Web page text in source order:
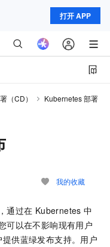
打开 APP
（CD）
Kubernetes 部署
我的收藏
通过在 Kubernetes 中
可以在不影响现有用户
供蓝绿发布支持。用户